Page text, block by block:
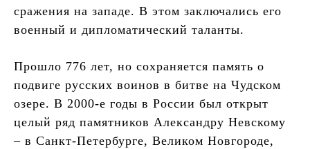
сражения на западе. В этом заключались его
военный и дипломатический таланты.
Прошло 776 лет, но сохраняется память о
подвиге русских воинов в битве на Чудском
озере. В 2000-е годы в России был открыт
целый ряд памятников Александру Невскому
– в Санкт-Петербурге, Великом Новгороде,